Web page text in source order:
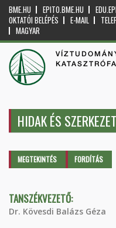
BME.HU EPITO.BME.HU
OKTATÓI BELÉPÉS
E-MAIL
MAGYAR
HIDAK ÉS
Elsődleges fülek
MEGTEKINTÉS (AKTÍVFORDÍTÁS
TANSZÉKVEZETŐ:
Dr. Kövesdi Balázs Géza